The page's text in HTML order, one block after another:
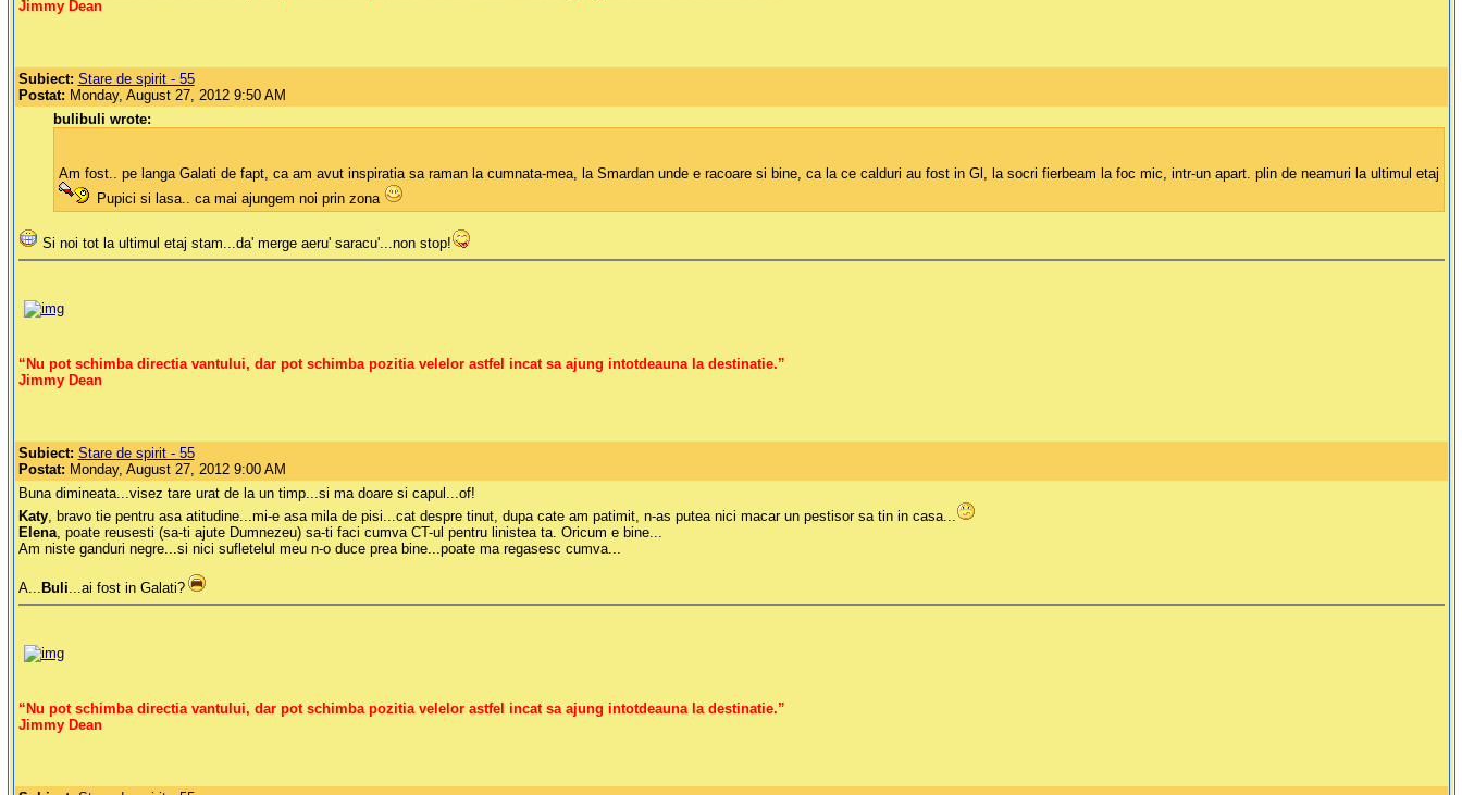
Jimmy Dean
Subiect: Stare de spirit - 55
Postat: Monday, August 27, 2012 9:50 AM
bulibuli wrote:
Am fost.. pe langa Galati de fapt, ca am avut inspiratia sa raman la cumnata-mea, la Smardan unde e racoare si bine, ca la ce calduri au fost in Gl, la socri fierbeam la foc mic, intr-un apart. plin de neamuri la ultimul etaj
Pupici si lasa.. ca mai ajungem noi prin zona
Si noi tot la ultimul etaj stam...da' merge aeru' saracu'...non stop!
“Nu pot schimba directia vantului, dar pot schimba pozitia velelor astfel incat sa ajung intotdeauna la destinatie.”
Jimmy Dean
Subiect: Stare de spirit - 55
Postat: Monday, August 27, 2012 9:00 AM
Buna dimineata...visez tare urat de la un timp...si ma doare si capul...of!
Katy, bravo tie pentru asa atitudine...mi-e asa mila de pisi...cat despre tinut, dupa cate am patimit, n-as putea nici macar un pestisor sa tin in casa...
Elena, poate reusesti (sa-ti ajute Dumnezeu) sa-ti faci cumva CT-ul pentru linistea ta. Oricum e bine...
Am niste ganduri negre...si nici sufletelul meu n-o duce prea bine...poate ma regasesc cumva...
A... Buli...ai fost in Galati?
“Nu pot schimba directia vantului, dar pot schimba pozitia velelor astfel incat sa ajung intotdeauna la destinatie.”
Jimmy Dean